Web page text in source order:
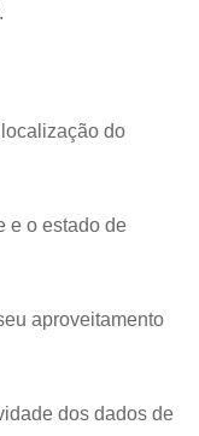
do
e o estado de
aproveitamento
dos dados de